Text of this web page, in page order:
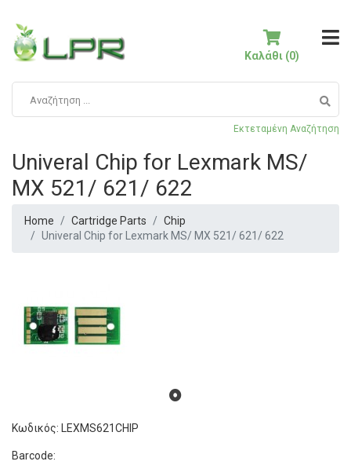
Εκτεταμένη Αναζήτηση
Καλάθι (0)
Univeral Chip for Lexmark MS/
MX 521/ 621/ 622
Home Cartridge Parts
Chip
Univeral Chip for Lexmark MS/ MX 521/ 621/ 622
Κωδικός: LEXMS621CHIP
Barcode: